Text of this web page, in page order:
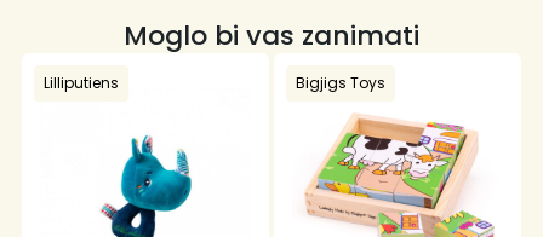
Moglo bi vas zanimati
Lilliputiens Bigjigs Toys